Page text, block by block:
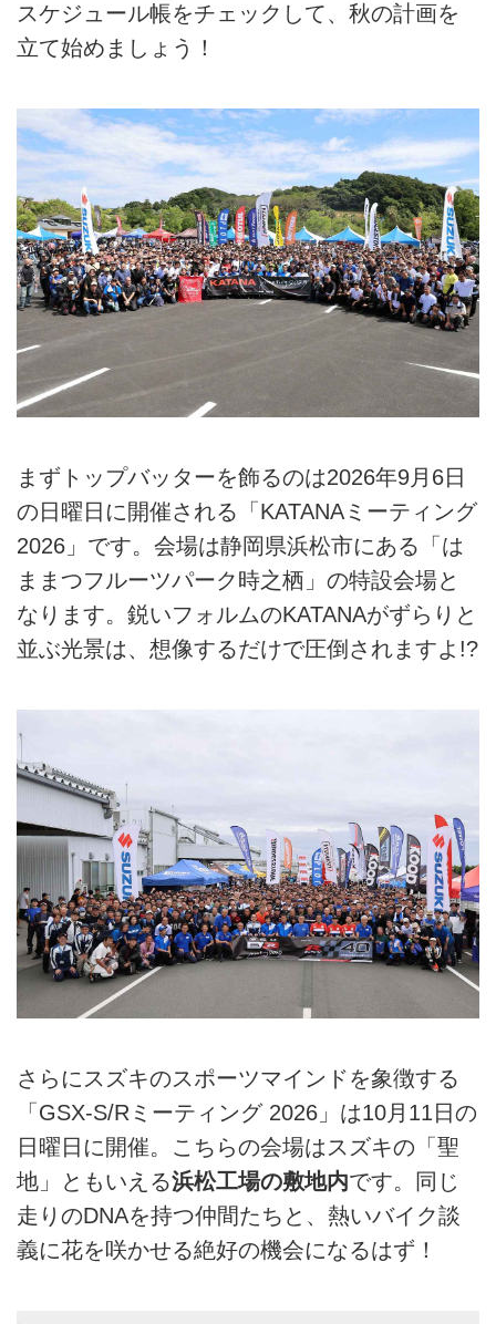
スケジュール帳をチェックして、秋の計画を
立て始めましょう！
まずトップバッターを飾るのは2026年9月6日
の日曜日に開催される「KATANAミーティング
2026」です。会場は静岡県浜松市にある「は
ままつフルーツパーク時之栖」の特設会場と
なります。鋭いフォルムのKATANAがずらりと
並ぶ光景は、想像するだけで圧倒されますよ!?
さらにスズキのスポーツマインドを象徴する
「GSX-S/Rミーティング 2026」は10月11日の
日曜日に開催。こちらの会場はスズキの「聖
地」ともいえる浜松工場の敷地内です。同じ
走りのDNAを持つ仲間たちと、熱いバイク談
義に花を咲かせる絶好の機会になるはず！